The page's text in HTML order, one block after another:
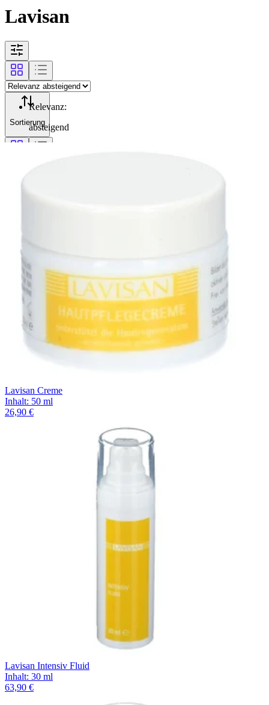
Lavisan
Sortierung
Relevanz:
absteigend
Lavisan Creme
Inhalt: 50 ml
26,90 €
Lavisan Intensiv Fluid
Inhalt: 30 ml
63,90 €